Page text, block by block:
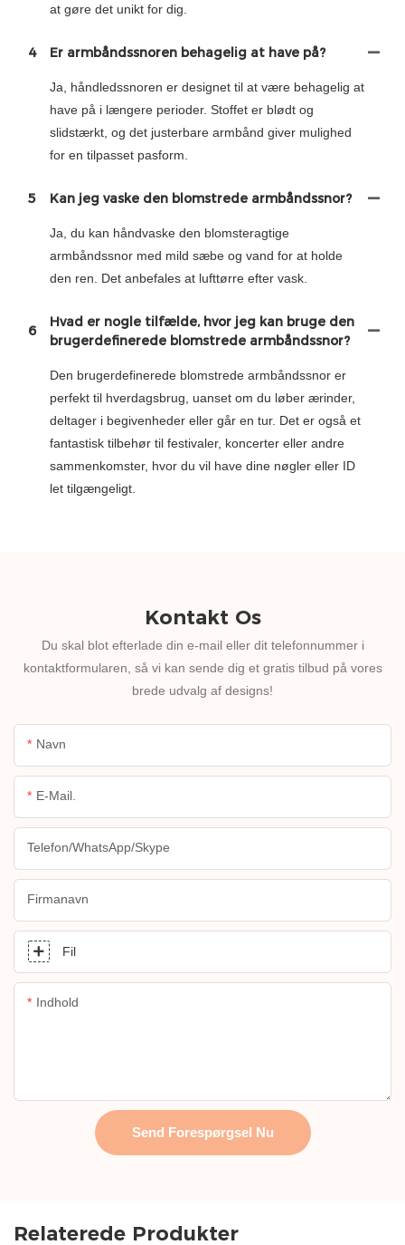
at gøre det unikt for dig.
4 Er armbåndssnoren behagelig at have på?
Ja, håndledssnoren er designet til at være behagelig at
have på i længere perioder. Stoffet er blødt og
slidstærkt, og det justerbare armbånd giver mulighed
for en tilpasset pasform.
5 Kan jeg vaske den blomstrede armbåndssnor?
Ja, du kan håndvaske den blomsteragtige
armbåndssnor med mild sæbe og vand for at holde
den ren. Det anbefales at lufttørre efter vask.
6
Hvad er nogle tilfælde, hvor jeg kan bruge den
brugerdefinerede blomstrede armbåndssnor?
Den brugerdefinerede blomstrede armbåndssnor er
perfekt til hverdagsbrug, uanset om du løber ærinder,
deltager i begivenheder eller går en tur. Det er også et
fantastisk tilbehør til festivaler, koncerter eller andre
sammenkomster, hvor du vil have dine nøgler eller ID
let tilgængeligt.
Kontakt Os
Du skal blot efterlade din e-mail eller dit telefonnummer i
kontaktformularen, så vi kan sende dig et gratis tilbud på vores
brede udvalg af designs!
Navn
E-Mail.
Telefon/WhatsApp/Skype
Firmanavn
Fil
Indhold
Send Forespørgsel Nu
Relaterede Produkter